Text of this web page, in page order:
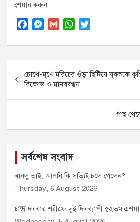
শেয়ার করুন
a
b
e
s
e
r
m
i
l
h
t
s
w
t
t
navigation
চোখে-মুখে মরিচের গুঁড়া ছিটিয়ে যুবককে
বিক্ষোভ ও মানববন্ধন
গাছ
সর্বশেষ সংবাদ
বাবলু ভাই, আপনি কি সত্যিই চলে গেলেন?
Thursday, 6 August 2026
চান্দ্র দরবার শরীফে দুই দিনব্যাপী ৫২তম